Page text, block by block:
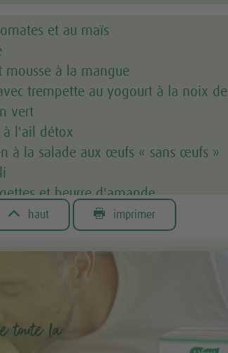
et au maïs
mousse à la mangue
trempette au yogourt à la noix de
vert
à l'ail détox
à la salade aux œufs « sans œufs »
et beurre d'amande
choco-banane
aux champignons
pour homards
d'arachide
au beurre d'amande et cacao
alcool végétalienne
 haut  imprimer
toute la